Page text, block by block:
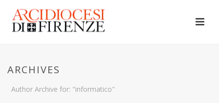
ARCHIVES
Author Archive for: "informatico"